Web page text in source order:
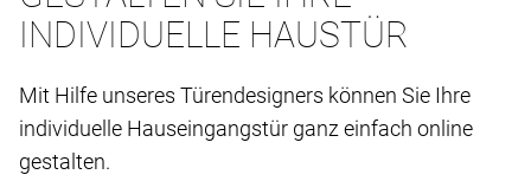
INDIVIDUELLE HAUSTÜR
Mit Hilfe unseres Türendesigners können Sie Ihre
individuelle Hauseingangstür ganz einfach online
gestalten.